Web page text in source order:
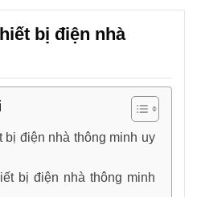
bị điện nhà
bị điện nhà thông minh uy
bị điện nhà thông minh